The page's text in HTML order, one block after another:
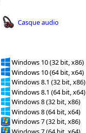
Casque audio
Windows 10 (32 bit, x86)
Windows 10 (64 bit, x64)
Windows 8.1 (32 bit, x86)
Windows 8.1 (64 bit, x64)
Windows 8 (32 bit, x86)
Windows 8 (64 bit, x64)
Windows 7 (32 bit, x86)
Windows 7 (64 bit, x64)